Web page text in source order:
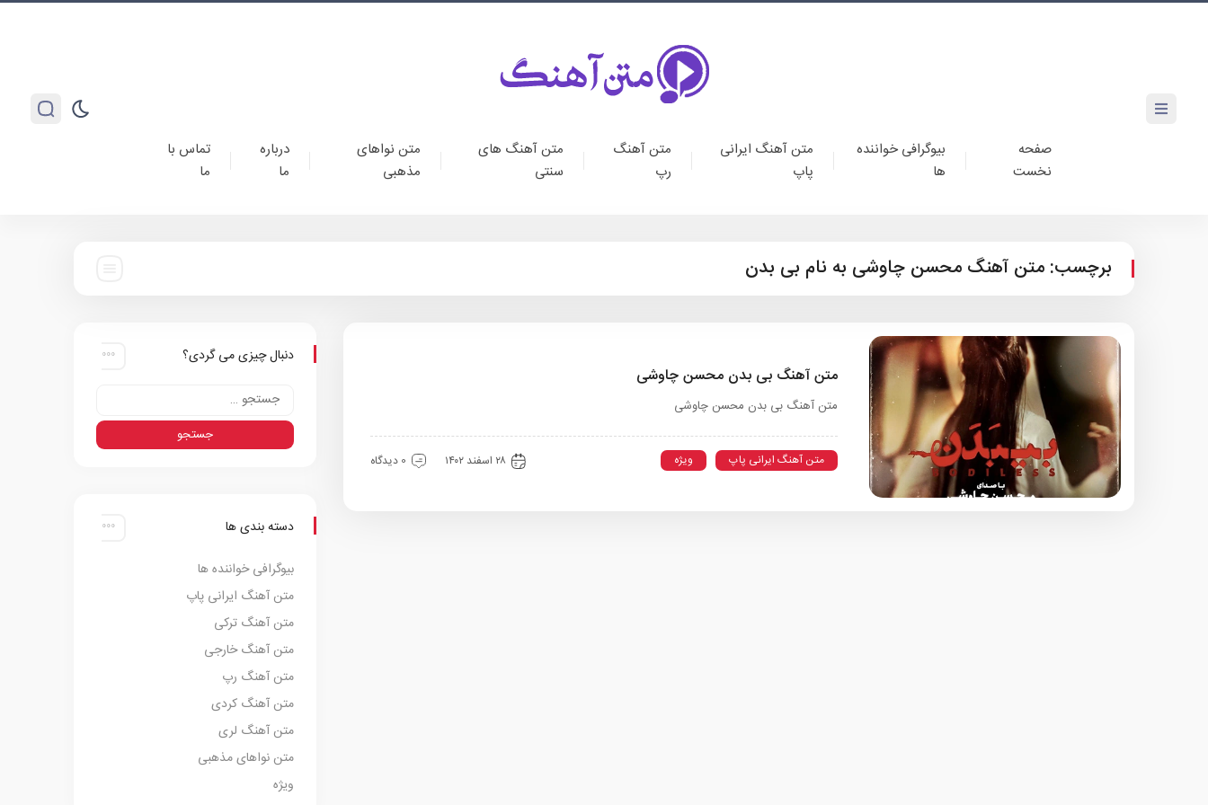
صفحه
نخست
بیوگرافی خواننده
ها
متن آهنگ ایرانی
پاپ
متن آهنگ
رپ
متن آهنگ های
سنتی
متن نواهای
مذهبی
درباره
ما
تماس با
ما
برچسب: متن آهنگ محسن چاوشی به نام بی بدن
متن آهنگ بی بدن محسن چاوشی
متن آهنگ بی بدن محسن چاوشی
متن آهنگ ایرانی پاپ ویژه ۲۸ اسفند ۱۴۰۲ 0 دیدگاه
دنبال چیزی می گردی؟
دسته بندی ها
بیوگرافی خواننده ها
متن آهنگ ایرانی پاپ
متن آهنگ ترکی
متن آهنگ خارجی
متن آهنگ رپ
متن آهنگ کردی
متن آهنگ لری
متن نواهای مذهبی
ویژه